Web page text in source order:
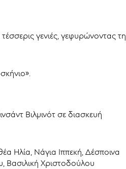
γενιές, γεφυρώνοντας τη
Βιλμινότ σε διασκευή
Ηλία, Νάγια Ιππεκή, Δέσποινα
Χριστοδούλου